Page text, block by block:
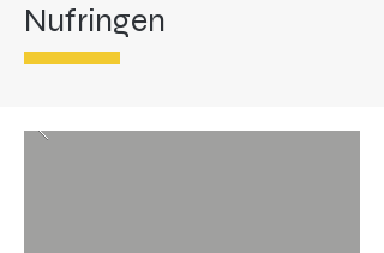
Nufringen